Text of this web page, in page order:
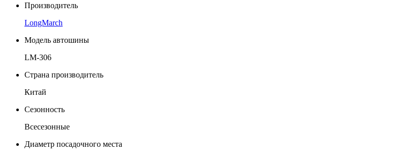
Производитель
LongMarch
Модель автошины
LM-306
Страна производитель
Китай
Сезонность
Всесезонные
Диаметр посадочного места